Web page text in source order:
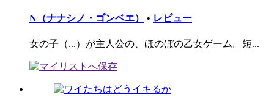
N（ナナシノ・ゴンベエ） • レビュー
女の子（...）が主人公の、ほのぼの乙女ゲーム。短...